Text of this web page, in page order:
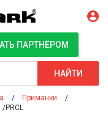
ПАРТНЁРОМ
НАЙТИ
Приманки
/PRCL